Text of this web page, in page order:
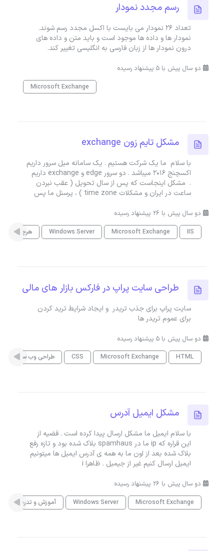
رسم مجدد نمودار
تعداد 26 نمودار می بایست با اکسل مجدد رسم شوند.
نمودار ها و داده ها موجود است و باید متن و داده های
درون نمودار ها از زبان فارسی به انگلیسی تغییر کند.
دو سال پیش با 5 پیشنهاد رسیده
Microsoft Exchange
مشکل تایم زون exchange
با سلام ما یک شرکت هستیم . یک سامانه میل سرور داریم
اکسچنج 2016 میباشد . دو سرور edge و exchange داریم
. مشکل اینجاست که پس از سال تحویل ( عقب نبردن
ساعت در ایران و مشکلات time zone ) ، پرسنل ما پس
دو سال پیش با 26 پیشنهاد رسیده
IIS
Microsoft Exchange
Windows Server هرچیزی
طراحی سایت پراپ در فارکس بازار های مالی
سایت پراپ برای جذب تریدر و ایجاد شرایط ترید کردن
برای عموم تریدر ها
دو سال پیش با 5 پیشنهاد رسیده
HTML
Microsoft Exchange
CSS طراحی وب سایت
مشکل ایمیل آدرس
با سلام ایمیل ما مشکل ارسال پیدا کرده است . قضیه از
این قراره که ip ما در spamhaus بلاک شده بود و تازه رفع
بلاک شده بعد از اون ما به همه ی آدرس ایمیل ها میتونیم
ایمیل ارسال کنیم غیر از جیمیل . ظاهرا i
دو سال پیش با 26 پیشنهاد رسیده
Microsoft Exchange
Windows Server آموزش و تدریس